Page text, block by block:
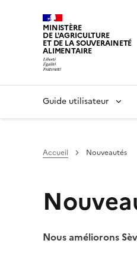
MINISTÈRE
DE L'AGRICULTURE
ET DE LA SOUVERAINETÉ
ALIMENTAIRE
Guide utilisateur
Accueil Nouveautés
Nous améliorons